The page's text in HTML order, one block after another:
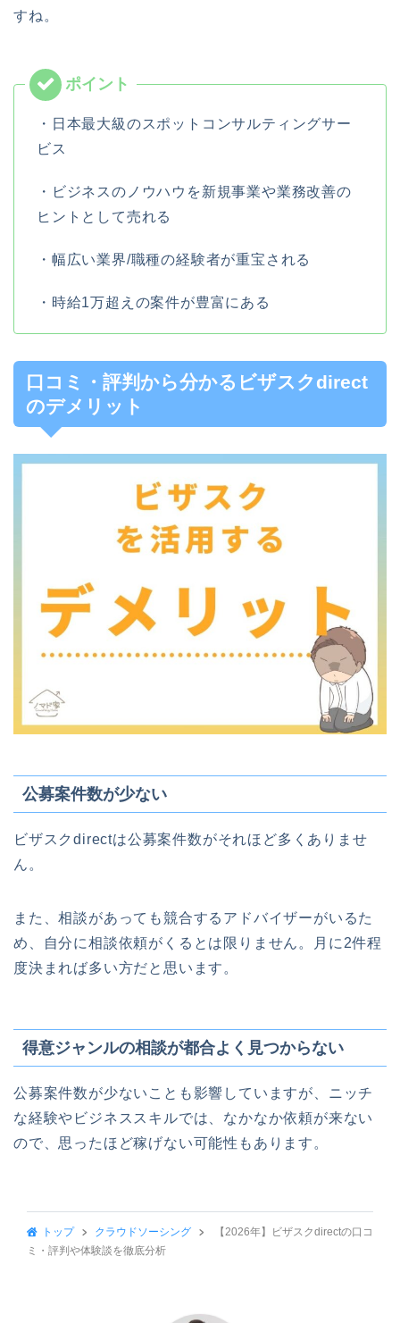
すね。
・日本最大級のスポットコンサルティングサー
ビス
・ビジネスのノウハウを新規事業や業務改善の
ヒントとして売れる
・幅広い業界/職種の経験者が重宝される
・時給1万超えの案件が豊富にある
口コミ・評判から分かるビザスクdirect
のデメリット
公募案件数が少ない
ビザスクdirectは公募案件数がそれほど多くありませ
ん。
また、相談があっても競合するアドバイザーがいるた
め、自分に相談依頼がくるとは限りません。月に2件程
度決まれば多い方だと思います。
得意ジャンルの相談が都合よく見つからない
公募案件数が少ないことも影響していますが、ニッチ
な経験やビジネススキルでは、なかなか依頼が来ない
ので、思ったほど稼げない可能性もあります。
トップ クラウドソーシング
【2026年】ビザスクdirectの口コ
ミ・評判や体験談を徹底分析